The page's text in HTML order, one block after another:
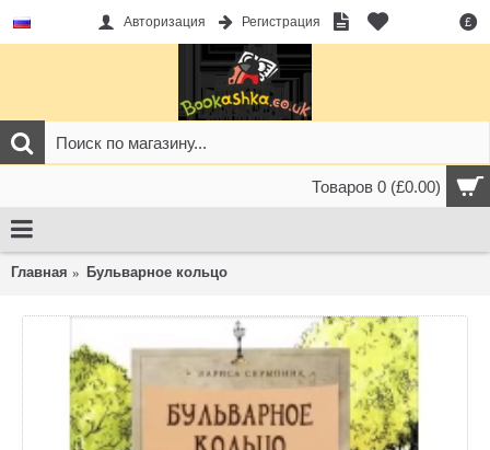
£
Авторизация Регистрация
Товаров 0 (£0.00)
Главная Бульварное кольцо